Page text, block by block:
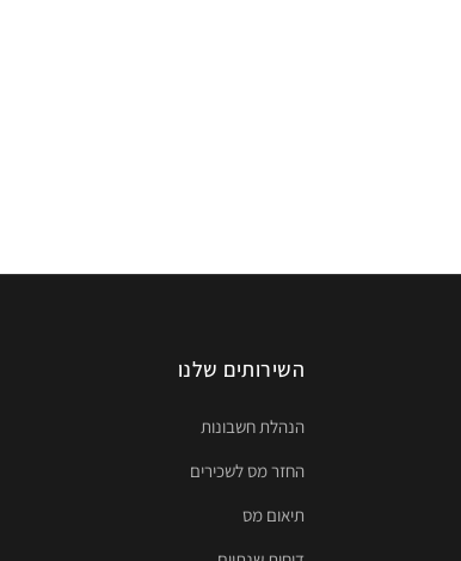
השירותים שלנו
הנהלת חשבונות
החזר מס לשכירים
תיאום מס